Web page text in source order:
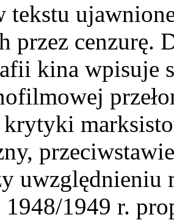
tekstu
przez cenzurę.
kina wpisuje
uwzględnieniu
1948/1949 r.